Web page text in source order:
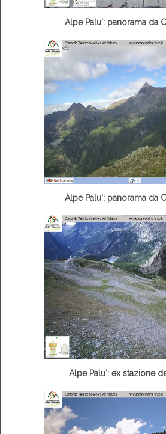
Alpe Palu': panorama da
Alpe Palu': panorama da
Alpe Palu': ex stazione